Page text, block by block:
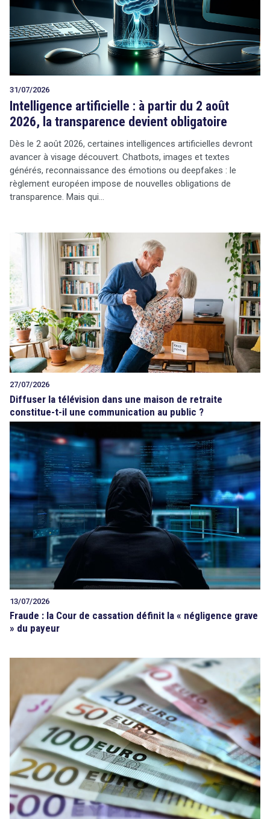
Tout sur le droit de l'innovation
Rechercher
CONTACT
27/07/2026
Diffuser la télévision dans une maison de retraite
constitue-t-il une communication au public ?
13/07/2026
Fraude : la Cour de cassation définit la « négligence grave
» du payeur
31/07/2026
Intelligence artificielle : à partir du 2 août
2026, la transparence devient obligatoire
Dès le 2 août 2026, certaines intelligences artificielles devront
avancer à visage découvert. Chatbots, images et textes
générés, reconnaissance des émotions ou deepfakes : le
règlement européen impose de nouvelles obligations de
transparence. Mais qui…